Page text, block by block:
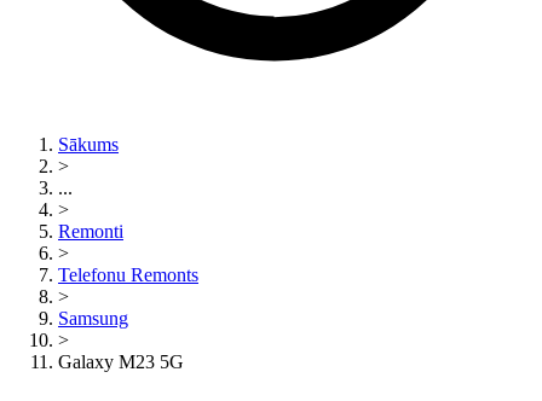
Sākums
>
...
>
Remonti
>
Telefonu Remonts
>
Samsung
>
Galaxy M23 5G